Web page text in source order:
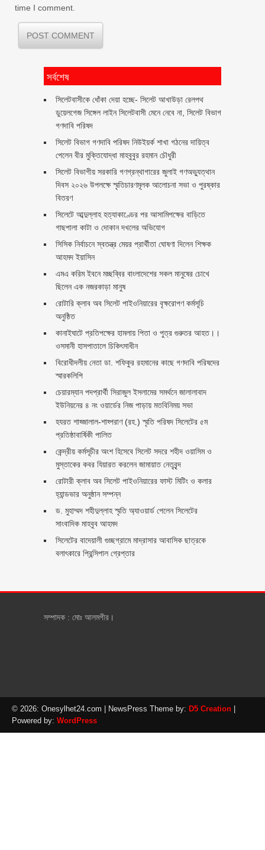
time I comment.
সর্বশেষ
‎সিলেটবাসীকে ধোঁকা দেয়া হচ্ছে- সিলেট আখাউড়া রেলপথ
ডুয়েলগেজ সিঙ্গেল লাইন সিলেটবাসী মেনে নেবে না, সিলেট বিভাগ
গণদাবি পরিষদ
সিলেট বিভাগ গণদাবি পরিষদ নিউইয়র্ক শাখা গঠনের দায়িত্ব
পেলেন বীর মুক্তিযোদ্ধা মাহবুবুর রহমান চৌধুরী ‎ ‎
সিলেট বিভাগীয় সরকারি গণগ্রন্থাগারের জুলাই গণঅভ্যুত্থান
দিবস ২০২৬ উপলক্ষে স্মৃতিচারণমূলক আলোচনা সভা ও পুরষ্কার
বিতরণ ‎ ‎
সিলেটে আব্দুল্লাহ হত্যাকাণ্ডের পর আসামিপক্ষের বাড়িতে
গাছপালা কাটা ও দোকান দখলের অভিযোগ
সিসিক নির্বাচনে স্বতন্ত্র মেয়র প্রার্থীতা ঘোষণা দিলেন শিক্ষক
আহমদ ইয়াসিন
এমএ করিম ইবনে মচ্ছব্বির বাংলাদেশের সকল মানুষের চোখে
ছিলেন এক নজরকাড়া মানুষ ‎
রোটারি ক্লাব অব সিলেট পাইওনিয়ারের বৃক্ষরোপণ কর্মসূচি
অনুষ্ঠিত
কানাইঘাটে প্রতিপক্ষের হামলায় পিতা ও পুত্র গুরুতর আহত।।
ওসমানী হাসপাতালে চিকিৎসাধীন
বিরোধীদলীয় নেতা ডা. শফিকুর রহমানের কাছে গণদাবি পরিষদের
স্মারকলিপি ‎
চেয়ারম্যান পদপ্রার্থী সিরাজুল ইসলামের সমর্থনে জালালাবাদ
ইউনিয়নের ৪ নং ওয়ার্ডের নিজ পাড়ায় মতবিনিময় সভা
হযরত শাহ্জালাল-শাহ্পরাণ (রহ.) স্মৃতি পরিষদ সিলেটের ৫ম
প্রতিষ্ঠাবার্ষিকী পালিত ‎​
কেন্দ্রীয় কর্মসূচীর অংশ হিসেবে সিলেট সদরে শহীদ ওয়াসিম ও
মুস্তাকের কবর যিয়ারত করলেন জামায়াত নেতৃবৃন্দ ‎
রোটারী ক্লাব অব সিলেট পাইওনিয়ারের ফাস্ট মিটিং ও কলার
হ্যান্ডভার অনুষ্ঠান সম্পন্ন
ড. মুহাম্মদ শহীদুল্লাহ স্মৃতি অ্যাওয়ার্ড পেলেন সিলেটের
সাংবাদিক মাহবুব আহমদ
সিলেটের বাদেয়ালী গুচ্ছগ্রামে মাদ্রাসার আবাসিক ছাত্রকে
বলাৎকারে প্রিন্সিপাল গ্রেপ্তার ‎
সম্পাদক : মোঃ আলমগীর।
© 2026: Onesylhet24.com | NewsPress Theme by: D5 Creation
Powered by: WordPress